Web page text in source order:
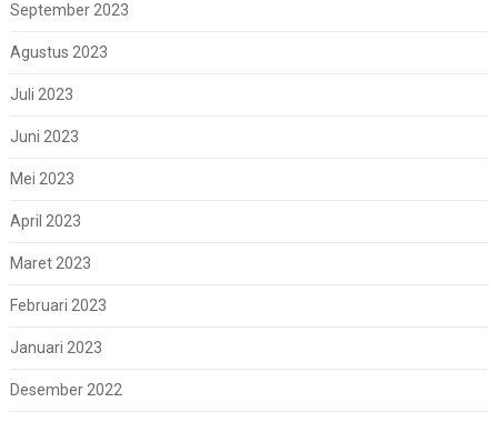
September 2023
Agustus 2023
Juli 2023
Juni 2023
Mei 2023
April 2023
Maret 2023
Februari 2023
Januari 2023
Desember 2022